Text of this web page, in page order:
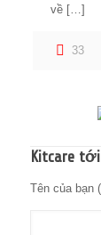
về […]
33
Kitcare
Tên của bạn